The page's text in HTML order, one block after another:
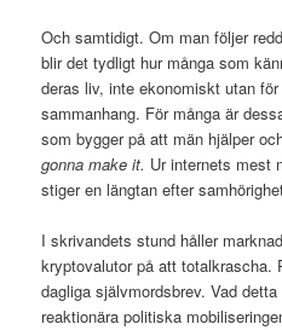
Och samtidigt. Om man följer
blir det tydligt hur många som
deras liv, inte ekonomiskt utan
sammanhang. För många är
som bygger på att män hjälper
gonna make it. Ur internets mest
stiger en längtan efter
I skrivandets stund håller
kryptovalutor på att totalkrascha.
dagliga självmordsbrev. Vad
reaktionära politiska